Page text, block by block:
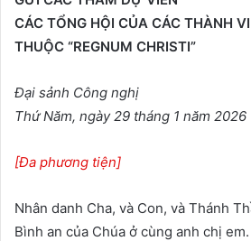
CÁC TỔNG HỘI CỦA CÁC THÀNH
THUỘC “REGNUM CHRISTI”
Đại sảnh Công nghị
Thứ Năm, ngày 29 tháng 1 năm 2026
[Đa phương tiện]
Nhân danh Cha, và Con, và Thánh
Bình an của Chúa ở cùng anh chị em.